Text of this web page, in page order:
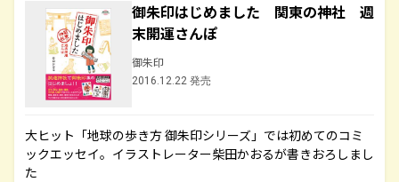
御朱印はじめました 関東の神社 週
末開運さんぽ
御朱印
2016.12.22 発売
大ヒット「地球の歩き方 御朱印シリーズ」では初めてのコミ
ックエッセイ。イラストレーター柴田かおるが書きおろしまし
た